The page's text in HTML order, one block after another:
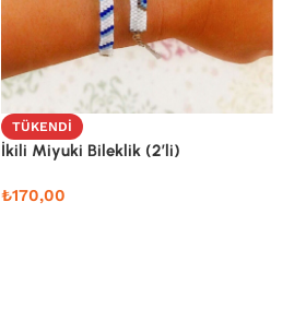
TÜKENDI
İkili Miyuki Bileklik (2’li)
₺170,00